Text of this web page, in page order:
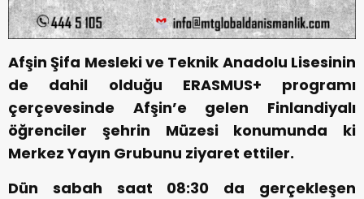
Afşin Şifa Mesleki ve Teknik Anadolu Lisesinin
de dahil olduğu ERASMUS+ programı
çerçevesinde Afşin’e gelen Finlandiyalı
öğrenciler şehrin Müzesi konumunda ki
Merkez Yayın Grubunu ziyaret ettiler.
Dün sabah saat 08:30 da gerçekleşen